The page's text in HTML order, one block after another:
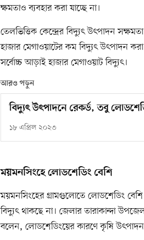
ক্ষমতাও ব্যবহার করা যাচ্ছে না।
তেলভিত্তিক কেন্দ্রের বিদ্যুৎ উৎপাদন
হাজার মেগাওয়াটের কম বিদ্যুৎ উৎপাদন
সর্বোচ্চ আড়াই হাজার মেগাওয়াট বিদ্যুৎ।
আরও পড়ুন
বিদ্যুৎ উৎপাদনে রেকর্ড, তবু
১৮ এপ্রিল ২০২৩
ময়মনসিংহে লোডশেডিং বেশি
ময়মনসিংহের গ্রামগুলোতে লোডশেডিং
বিদ্যুৎ থাকছে না। জেলার তারাকান্দা
বলেন, লোডশেডিংয়ের কারণে কৃষি